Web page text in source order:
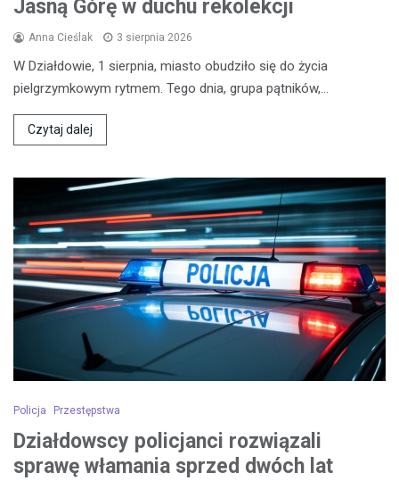
Jasną Górę w duchu rekolekcji
Anna Cieślak 3 sierpnia 2026
W Działdowie, 1 sierpnia, miasto obudziło się do życia
pielgrzymkowym rytmem. Tego dnia, grupa pątników,…
Czytaj dalej
Policja Przestępstwa
Działdowscy policjanci rozwiązali
sprawę włamania sprzed dwóch lat